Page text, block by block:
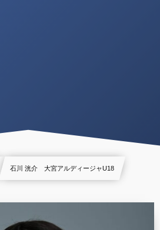
石川 洸介 大宮アルディージャU18